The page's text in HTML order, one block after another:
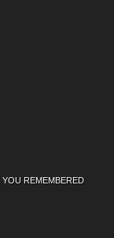
YOU REMEMBERED